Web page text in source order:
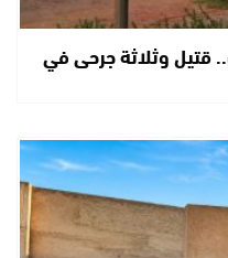
وثلاثة جرحى في